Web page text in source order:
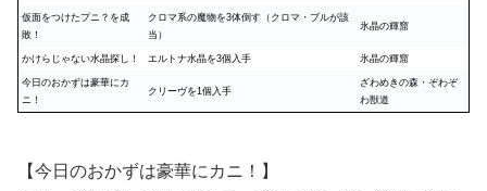
仮面をつけたプニ？を成
敗！
クロマ系の魔物を3体倒す（クロマ・ブルが該
当）
氷晶の輝窟
かけらじゃない水晶探し！ エルトナ水晶を3個入手 氷晶の輝窟
今日のおかずは豪華にカ
ニ！
クリーヴを1個入手
ざわめきの森・ぞわぞ
わ獣道
【今日のおかずは豪華にカニ！】